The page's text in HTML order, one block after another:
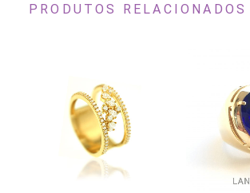
PRODUTOS RELACIONADOS